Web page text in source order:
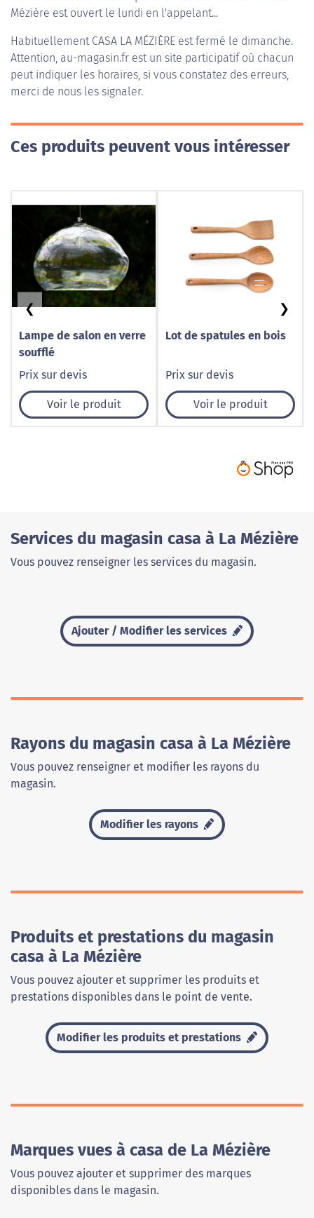
Mézière est ouvert le lundi en l'appelant...
Habituellement CASA LA MÉZIÈRE est fermé le dimanche.
Attention, au-magasin.fr est un site participatif où chacun
peut indiquer les horaires, si vous constatez des erreurs,
merci de nous les signaler.
Ces produits peuvent vous intéresser
Lampe de salon en verre
soufflé
Prix sur devis
Voir le produit
Lot de spatules en bois
Prix sur devis
Voir le produit
❮ ❯
Services du magasin casa à La Mézière
Vous pouvez renseigner les services du magasin.
Ajouter / Modifier les services
Rayons du magasin casa à La Mézière
Vous pouvez renseigner et modifier les rayons du
magasin.
Modifier les rayons
Produits et prestations du magasin
casa à La Mézière
Vous pouvez ajouter et supprimer les produits et
prestations disponibles dans le point de vente.
Modifier les produits et prestations
Marques vues à casa de La Mézière
Vous pouvez ajouter et supprimer des marques
disponibles dans le magasin.